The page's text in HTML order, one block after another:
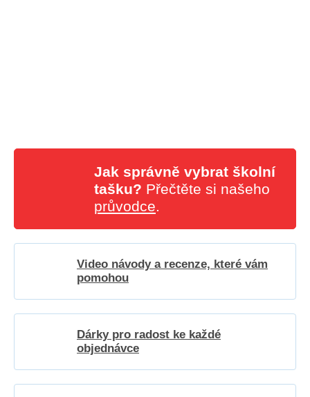
Jak správně vybrat školní
tašku? Přečtěte si našeho
průvodce.
Video návody a recenze, které vám
pomohou
Dárky pro radost ke každé
objednávce